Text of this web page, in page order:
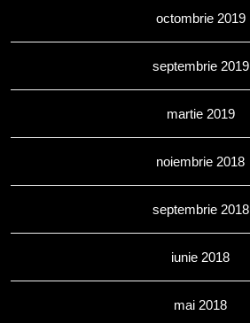
octombrie 2019
septembrie 2019
martie 2019
noiembrie 2018
septembrie 2018
iunie 2018
mai 2018